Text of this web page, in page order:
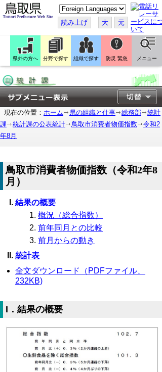
こ
の
ペ
ー
ジ
翻
訳
す
読み上げ 大 元
県外の方へ 分野で探す 組織で探す 防災 緊急 メニュー
現在の位置： ホーム 県の組織と仕事 総務部
統計
課
統計課の公表統計 鳥取市消費者物価指数
令和2
年8月
鳥取市消費者物価指数（令和2年8
月）
結果の概要
概況（総合指数）
前年同月との比較
前月からの動き
統計表
全文ダウンロード（PDFファイル、
232KB)
I．結果の概要